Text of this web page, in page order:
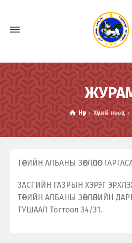
Нүүр Хүний нөөц
ТӨРИЙН АЛБАНЫ ЗӨВЛӨЛӨӨС
ЗАСГИЙН ГАЗРЫН ХЭРЭГ
ТӨРИЙН АЛБАНЫ ЗӨВЛӨЛИЙН
ТУШААЛ Тогтоол 34/31.